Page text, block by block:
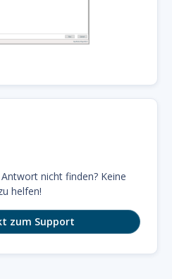
nicht finden? Keine
helfen!
zum Support